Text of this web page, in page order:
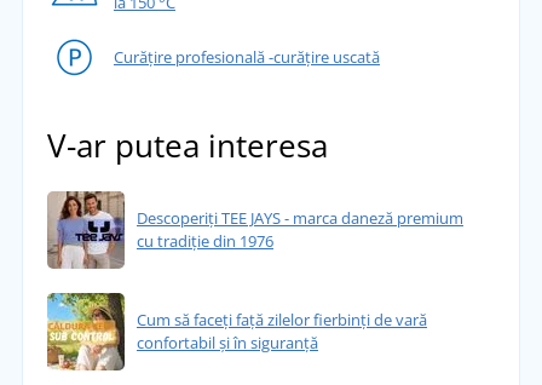
Curățire profesională -curățire uscată
V-ar putea interesa
Descoperiți TEE JAYS - marca daneză premium
cu tradiție din 1976
Cum să faceți față zilelor fierbinți de vară
confortabil și în siguranță